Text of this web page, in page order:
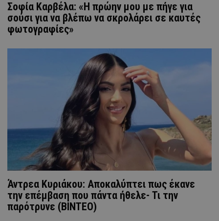
Σοφία Καρβέλα: «H πρώην μου με πήγε για
σούσι για να βλέπω να σκρολάρει σε καυτές
φωτογραφίες»
Άντρεα Κυριάκου: Αποκαλύπτει πως έκανε
την επέμβαση που πάντα ήθελε- Τι την
παρότρυνε (ΒΙΝΤΕΟ)